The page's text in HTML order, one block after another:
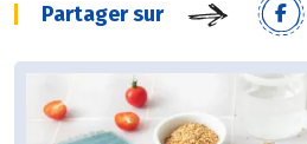
Partager sur